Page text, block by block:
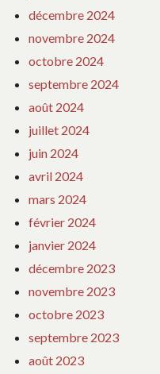
décembre 2024
novembre 2024
octobre 2024
septembre 2024
août 2024
juillet 2024
juin 2024
avril 2024
mars 2024
février 2024
janvier 2024
décembre 2023
novembre 2023
octobre 2023
septembre 2023
août 2023